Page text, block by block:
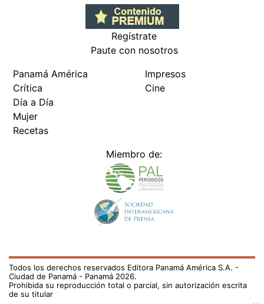
Regístrate
Paute con nosotros
Panamá América
Crítica
Día a Día
Mujer
Recetas
Impresos
Cine
Miembro de:
Todos los derechos reservados Editora Panamá América S.A. -
Ciudad de Panamá - Panamá 2026.
Prohibida su reproducción total o parcial, sin autorización escrita
de su titular